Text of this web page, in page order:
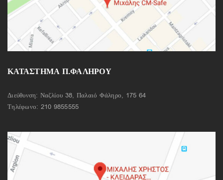
ΚΑΤΑΣΤΗΜΑ Π.ΦΑΛΗΡΟΥ
Διεύθυνση: Ναζλίου 38, Παλαιό Φάληρο, 175 64
Τηλέφωνο: 210 9855555